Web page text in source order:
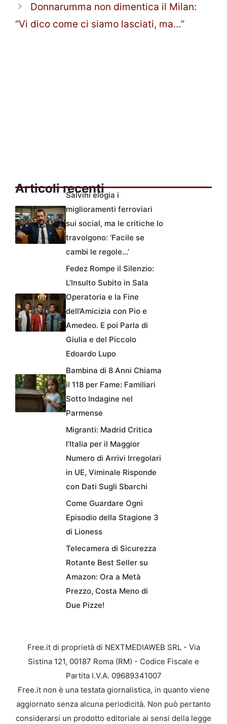
Donnarumma non dimentica il Milan:
“Vi dico come ci siamo lasciati, ma…”
Articoli recenti
Salvini elogia i
miglioramenti ferroviari
sui social, ma le critiche lo
travolgono: ‘Facile se
cambi le regole…’
Fedez Rompe il Silenzio:
L’Insulto Subito in Sala
Operatoria e la Fine
dell’Amicizia con Pio e
Amedeo. E poi Parla di
Giulia e del Piccolo
Edoardo Lupo
Bambina di 8 Anni Chiama
il 118 per Fame: Familiari
Sotto Indagine nel
Parmense
Migranti: Madrid Critica
l’Italia per il Maggior
Numero di Arrivi Irregolari
in UE, Viminale Risponde
con Dati Sugli Sbarchi
Come Guardare Ogni
Episodio della Stagione 3
di Lioness
Telecamera di Sicurezza
Rotante Best Seller su
Amazon: Ora a Metà
Prezzo, Costa Meno di
Due Pizze!
Free.it di proprietà di NEXTMEDIAWEB SRL - Via
Sistina 121, 00187 Roma (RM) - Codice Fiscale e
Partita I.V.A. 09689341007
Free.it non è una testata giornalistica, in quanto viene
aggiornato senza alcuna periodicità. Non può pertanto
considerarsi un prodotto editoriale ai sensi della legge